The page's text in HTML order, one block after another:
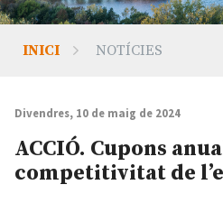
INICI NOTÍCIES
Divendres, 10 de maig de 2024
ACCIÓ. Cupons
competitivitat de